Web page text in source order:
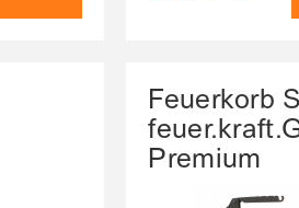
Feuerkorb
Premium